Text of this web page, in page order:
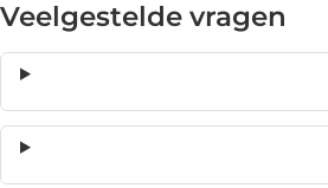
Veelgestelde vragen